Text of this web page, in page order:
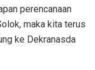
perencanaan
maka kita terus
ke Dekranasda